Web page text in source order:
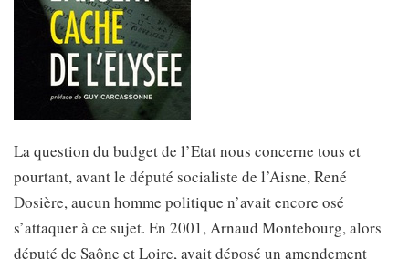
La question du budget de l’Etat nous concerne tous et
pourtant, avant le député socialiste de l’Aisne, René
Dosière, aucun homme politique n’avait encore osé
s’attaquer à ce sujet. En 2001, Arnaud Montebourg, alors
député de Saône et Loire, avait déposé un amendement